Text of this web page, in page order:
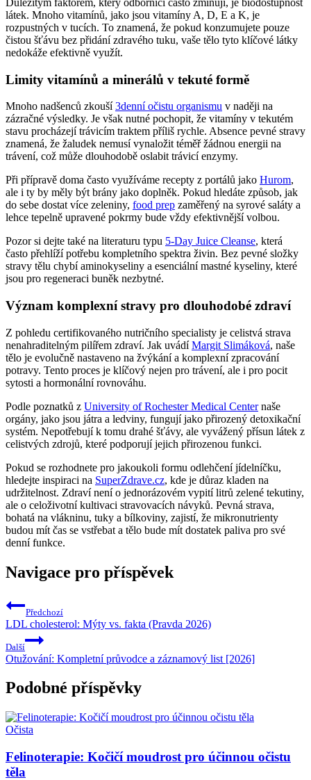
látek. Mnoho vitamínů, jako jsou vitamíny A, D, E a K, je
rozpustných v tucích. To znamená, že pokud konzumujete pouze
čistou šťávu bez přidání zdravého tuku, vaše tělo tyto klíčové látky
nedokáže efektivně využít.
Limity vitamínů a minerálů v tekuté formě
Mnoho nadšenců zkouší3denní očistu organismu v naději na
zázračné výsledky. Je však nutné pochopit, že vitamíny v tekutém
stavu procházejí trávicím traktem příliš rychle. Absence pevné stravy
znamená, že žaludek nemusí vynaložit téměř žádnou energii na
trávení, což může dlouhodobě oslabit trávicí enzymy.
Při přípravě doma často využíváme recepty z portálů jako Hurom,
ale i ty by měly být brány jako doplněk. Pokud hledáte způsob, jak
do sebe dostat více zeleniny, food prep zaměřený na syrové saláty a
lehce tepelně upravené pokrmy bude vždy efektivnější volbou.
Pozor si dejte také na literaturu typu 5-Day Juice Cleanse, která
často přehlíží potřebu kompletního spektra živin. Bez pevné složky
stravy tělu chybí aminokyseliny a esenciální mastné kyseliny, které
jsou pro regeneraci buněk nezbytné.
Význam komplexní stravy pro dlouhodobé zdraví
Z pohledu certifikovaného nutričního specialisty je celistvá strava
nenahraditelným pilířem zdraví. Jak uvádíMargit Slimáková, naše
tělo je evolučně nastaveno na žvýkání a komplexní zpracování
potravy. Tento proces je klíčový nejen pro trávení, ale i pro pocit
sytosti a hormonální rovnováhu.
Podle poznatků z University of Rochester Medical Centernaše
orgány, jako jsou játra a ledviny, fungují jako přirozený detoxikační
systém. Nepotřebují k tomu drahé šťávy, ale vyvážený přísun látek z
celistvých zdrojů, které podporují jejich přirozenou funkci.
Pokud se rozhodnete pro jakoukoli formu odlehčení jídelníčku,
hledejte inspiraci na SuperZdrave.cz, kde je důraz kladen na
udržitelnost. Zdraví není o jednorázovém vypití litrů zelené tekutiny,
ale o celoživotní kultivaci stravovacích návyků. Pevná strava,
bohatá na vlákninu, tuky a bílkoviny, zajistí, že mikronutrienty
budou mít čas se vstřebat a tělo bude mít dostatek paliva pro své
denní funkce.
Navigace pro příspěvek
Předchozí
LDL cholesterol: Mýty vs. fakta (Pravda 2026)
Další
Otužování: Kompletní průvodce a záznamový list [2026]
Podobné příspěvky
Očista
Felinoterapie: Kočičí moudrost pro účinnou očistu
těla